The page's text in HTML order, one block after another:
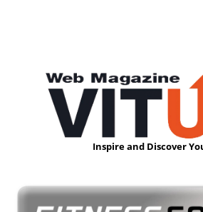
Inspire and Discover